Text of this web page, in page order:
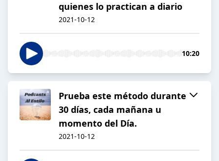
quienes lo practican a diario
2021-10-12
10:20
Prueba este método durante
30 días, cada mañana u
momento del Día.
2021-10-12